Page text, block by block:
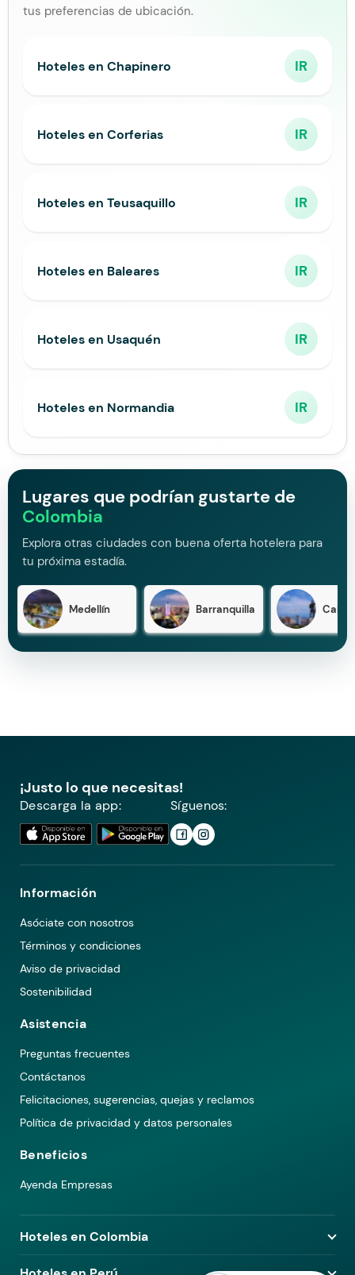
tus preferencias de ubicación.
Hoteles en Chapinero IR
Hoteles en Corferias IR
Hoteles en Teusaquillo IR
Hoteles en Baleares IR
Hoteles en Usaquén IR
Hoteles en Normandia IR
Lugares que podrían gustarte de
Colombia
Explora otras ciudades con buena oferta hotelera para
tu próxima estadía.
Medellín Barranquilla Cali
¡Justo lo que necesitas!
Descarga la app: Síguenos:
Información
Asóciate con nosotros
Términos y condiciones
Aviso de privacidad
Sostenibilidad
Asistencia
Preguntas frecuentes
Contáctanos
Felicitaciones, sugerencias, quejas y reclamos
Política de privacidad y datos personales
Beneficios
Ayenda Empresas
Hoteles en Colombia
Hoteles en Medellín